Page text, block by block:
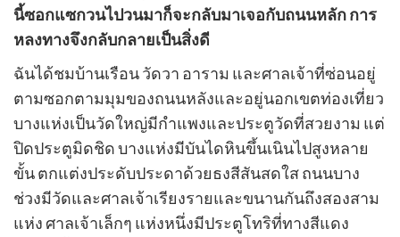
นี้ซอกแซกวนไปวนมาก็จะกลับมาเจอกับถนนหลัก การ
หลงทางจึงกลับกลายเป็นสิ่งดี
ฉันได้ชมบ้านเรือน วัดวา อาราม และศาลเจ้าที่ซ่อนอยู่
ตามซอกตามมุมของถนนหลังและอยู่นอกเขตท่องเที่ยว
บางแห่งเป็นวัดใหญ่มีกำแพงและประตูวัดที่สวยงาม แต่
ปิดประตูมิดชิด บางแห่งมีบันไดหินขึ้นเนินไปสูงหลาย
ขั้น ตกแต่งประดับประดาด้วยธงสีสันสดใส ถนนบาง
ช่วงมีวัดและศาลเจ้าเรียงรายและขนานกันถึงสองสาม
แห่ง ศาลเจ้าเล็กๆ แห่งหนึ่งมีประตูโทริที่ทางสีแดง